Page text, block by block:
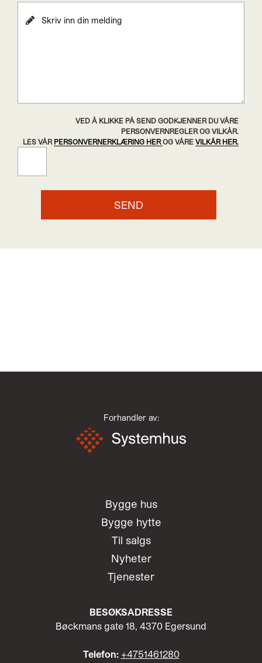
VED Å KLIKKE PÅ SEND GODKJENNER DU VÅRE
PERSONVERNREGLER OG VILKÅR.
LES VÅR PERSONVERNERKLÆRING HEROG VÅRE VILKÅR HER.
Forhandler av:
Bygge hus
Bygge hytte
Til salgs
Nyheter
Tjenester
BESØKSADRESSE
Bøckmans gate 18, 4370 Egersund
Telefon: +4751461280